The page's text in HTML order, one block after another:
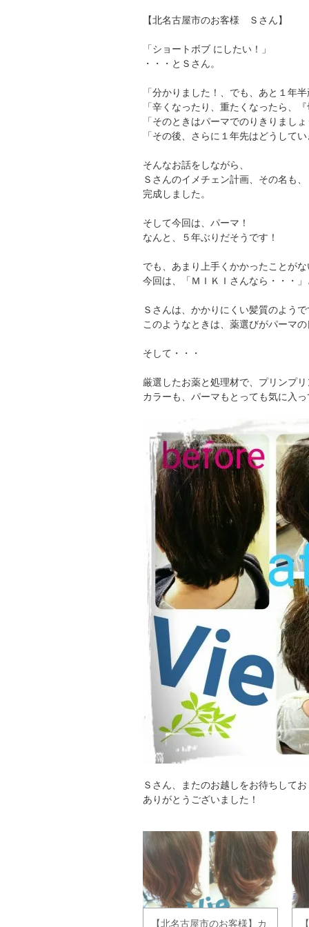
【北名古屋市のお客様 Ｓさん】
「ショートボブ にしたい！」
・・・とＳさん。
「分かりました！、でも、あと１年
「辛くなったり、重たくなったら、
「そのときはパーマでのりきりまし
「その後、さらに１年先はどうして
そんなお話をしながら、
Ｓさんのイメチェン計画、その名も
完成しました。
そして今回は、パーマ！
なんと、５年ぶりだそうです！
でも、あまり上手くかかったことが
今回は、「ＭＩＫＩさんなら・・・
Ｓさんは、かかりにくい髪質のよう
このようなときは、薬選びがパーマ
そして・・・
厳選したお薬と処理材で、プリンプ
カラーも、パーマもとっても気に入
Ｓさん、またのお越しをお待ちして
ありがとうございました！
【北名古屋市のお客様】カ